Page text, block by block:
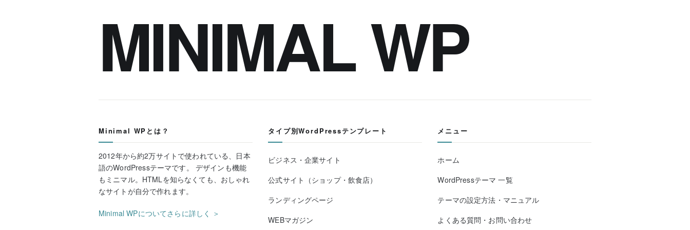
MINIMAL WP
Minimal WPとは？
2012年から約2万サイトで使われている、日本
語のWordPressテーマです。 デザインも機能
もミニマル。HTMLを知らなくても、おしゃれ
なサイトが自分で作れます。
Minimal WPについてさらに詳しく ＞
タイプ別WordPressテンプレート
ビジネス・企業サイト
公式サイト（ショップ・飲食店）
ランディングページ
WEBマガジン
メニュー
ホーム
WordPressテーマ 一覧
テーマの設定方法・マニュアル
よくある質問・お問い合わせ